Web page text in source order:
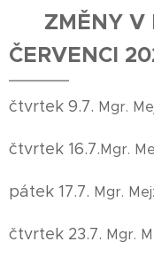
ZMĚNY V
ČERVENCI
čtvrtek 9.7. Mgr.
čtvrtek 16.7.Mgr.
pátek 17.7. Mgr.
čtvrtek 23.7. Mgr.